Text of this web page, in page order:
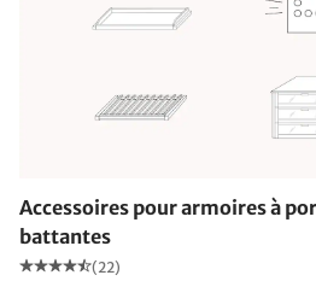
Accessoires pour armoires à
battantes
(22)